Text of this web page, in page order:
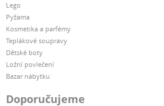
Lego
Pyžama
Kosmetika a parfémy
Teplákové soupravy
Dětské boty
Ložní povlečení
Bazar nábytku
Doporučujeme